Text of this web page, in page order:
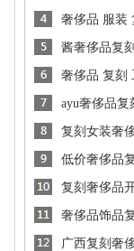
奢侈品 服装
酱奢侈品复刻
奢侈品 复刻
ayu奢侈品复
复刻女装奢
低价奢侈品
复刻奢侈品
奢侈品饰品
广西复刻奢